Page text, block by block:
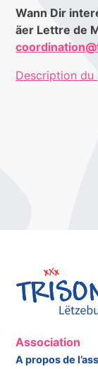
Wann Dir
äer Lettre de
Description du
Association
A propos de